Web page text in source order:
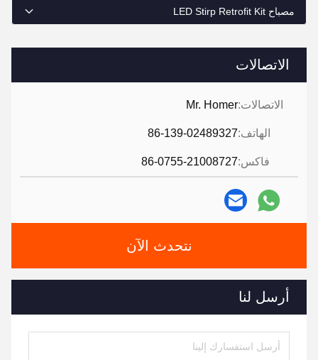
الاتصالات
الاتصالات:Mr. Homer
الهاتف:86-139-02489327
فاكس:86-0755-21008727
نتحدث الآن
أرسل لنا
مصباح LED Stirp Retrofit Kit